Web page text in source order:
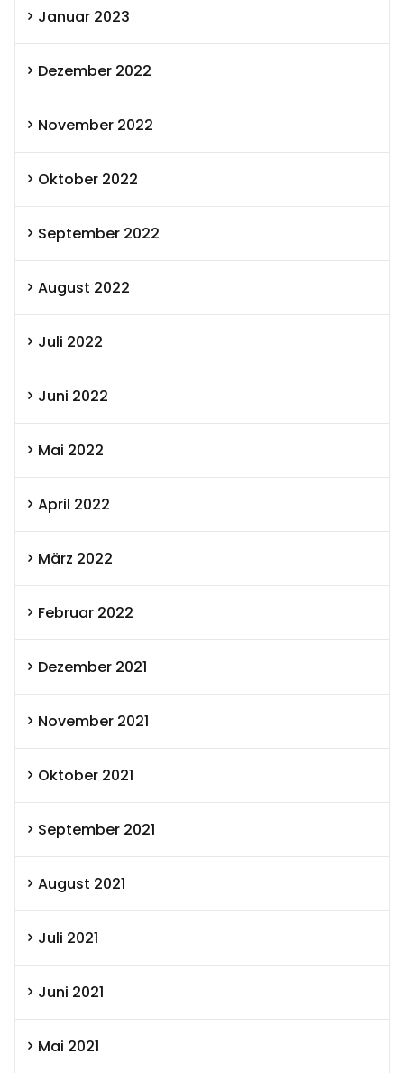
Januar 2023
Dezember 2022
November 2022
Oktober 2022
September 2022
August 2022
Juli 2022
Juni 2022
Mai 2022
April 2022
März 2022
Februar 2022
Dezember 2021
November 2021
Oktober 2021
September 2021
August 2021
Juli 2021
Juni 2021
Mai 2021